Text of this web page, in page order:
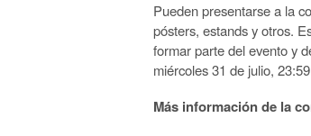
Pueden presentarse a la
pósters, estands y otros.
formar parte del evento y
miércoles 31 de julio,
Más información de la